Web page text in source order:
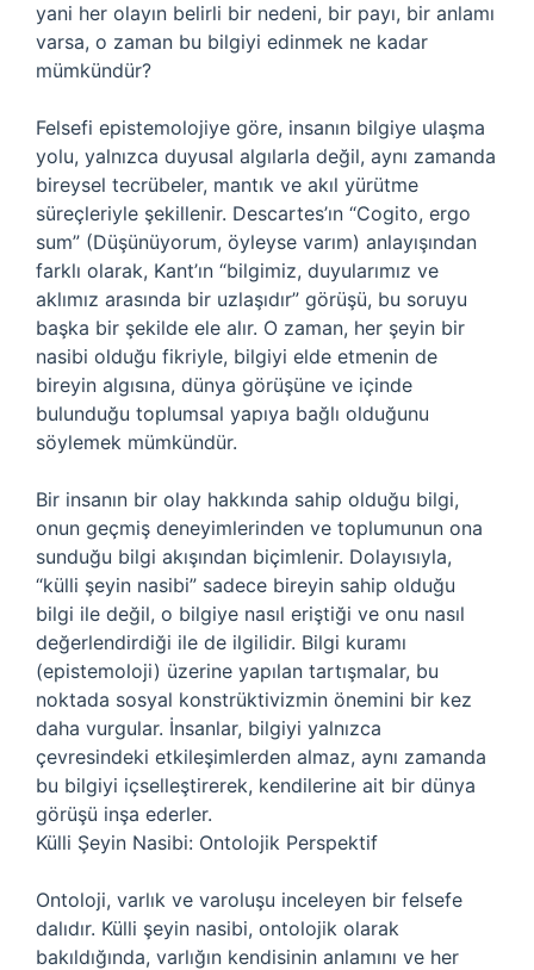
yani her olayın belirli bir nedeni, bir payı, bir anlamı
varsa, o zaman bu bilgiyi edinmek ne kadar
mümkündür?
Felsefi epistemolojiye göre, insanın bilgiye ulaşma
yolu, yalnızca duyusal algılarla değil, aynı zamanda
bireysel tecrübeler, mantık ve akıl yürütme
süreçleriyle şekillenir. Descartes’ın “Cogito, ergo
sum” (Düşünüyorum, öyleyse varım) anlayışından
farklı olarak, Kant’ın “bilgimiz, duyularımız ve
aklımız arasında bir uzlaşıdır” görüşü, bu soruyu
başka bir şekilde ele alır. O zaman, her şeyin bir
nasibi olduğu fikriyle, bilgiyi elde etmenin de
bireyin algısına, dünya görüşüne ve içinde
bulunduğu toplumsal yapıya bağlı olduğunu
söylemek mümkündür.
Bir insanın bir olay hakkında sahip olduğu bilgi,
onun geçmiş deneyimlerinden ve toplumunun ona
sunduğu bilgi akışından biçimlenir. Dolayısıyla,
“külli şeyin nasibi” sadece bireyin sahip olduğu
bilgi ile değil, o bilgiye nasıl eriştiği ve onu nasıl
değerlendirdiği ile de ilgilidir. Bilgi kuramı
(epistemoloji) üzerine yapılan tartışmalar, bu
noktada sosyal konstrüktivizmin önemini bir kez
daha vurgular. İnsanlar, bilgiyi yalnızca
çevresindeki etkileşimlerden almaz, aynı zamanda
bu bilgiyi içselleştirerek, kendilerine ait bir dünya
görüşü inşa ederler.
Külli Şeyin Nasibi: Ontolojik Perspektif
Ontoloji, varlık ve varoluşu inceleyen bir felsefe
dalıdır. Külli şeyin nasibi, ontolojik olarak
bakıldığında, varlığın kendisinin anlamını ve her